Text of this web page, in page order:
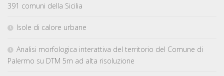
391 comuni della Sicilia
Isole di calore urbane
Analisi morfologica interattiva del territorio del Comune di
Palermo su DTM 5m ad alta risoluzione